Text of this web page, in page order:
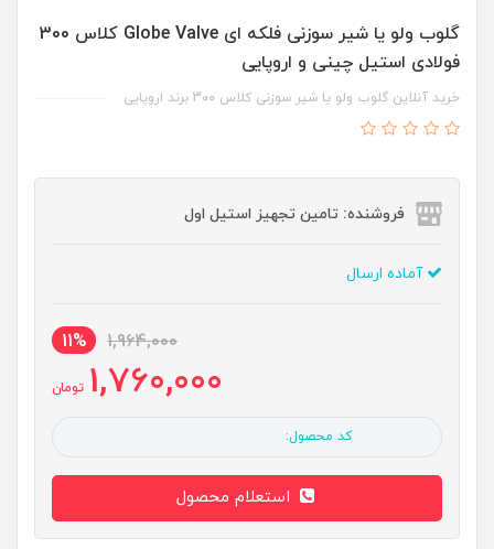
گلوب ولو یا شیر سوزنی فلکه ای Globe Valve کلاس 300
فولادی استیل چینی و اروپایی
خرید آنلاین گلوب ولو یا شیر سوزنی کلاس 300 برند اروپایی
فروشنده: تامین تجهیز استیل اول
آماده ارسال
1,964,000
11%
1,760,000 تومان
کد محصول:
استعلام محصول